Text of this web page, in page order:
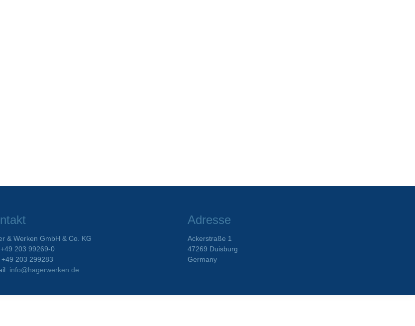
& Werken GmbH & Co. KG
+49 203 99269-0
+49 203 299283
info@hagerwerken.de
Adresse
Ackerstraße 1
47269 Duisburg
Germany